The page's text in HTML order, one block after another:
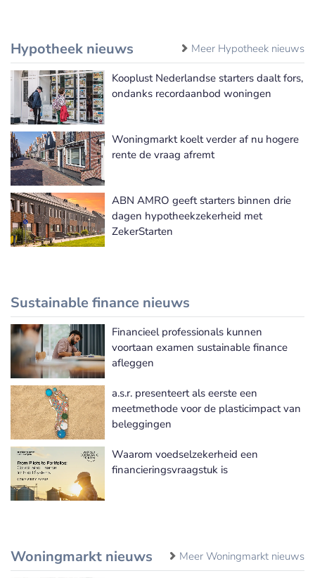
Hypotheek nieuws Meer Hypotheek nieuws
Kooplust Nederlandse starters daalt fors,
ondanks recordaanbod woningen
Woningmarkt koelt verder af nu hogere
rente de vraag afremt
ABN AMRO geeft starters binnen drie
dagen hypotheekzekerheid met
ZekerStarten
Sustainable finance nieuws
Meer Sustainable finance nieuws
Financieel professionals kunnen
voortaan examen sustainable finance
afleggen
a.s.r. presenteert als eerste een
meetmethode voor de plasticimpact van
beleggingen
Waarom voedselzekerheid een
financieringsvraagstuk is
Woningmarkt nieuws Meer Woningmarkt nieuws